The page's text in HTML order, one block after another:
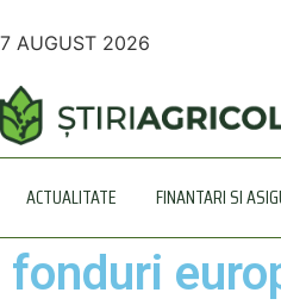
7 AUGUST 2026
ACTUALITATE FINANTARI SI
fonduri